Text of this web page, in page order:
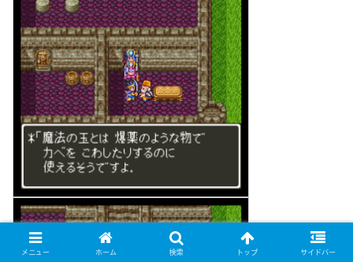
メニュー ホーム 検索 トップ サイドバー